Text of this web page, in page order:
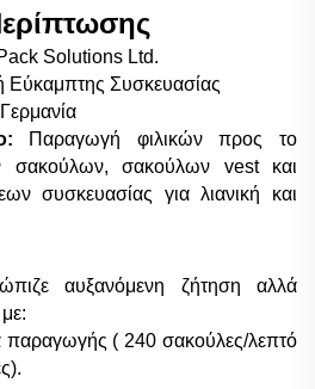
Solutions Ltd.
Συσκευασίας
Παραγωγή φιλικών προς το
σακούλων, σακούλων vest και
συσκευασίας για λιανική και
αυξανόμενη ζήτηση αλλά
παραγωγής ( 240 σακούλες/λεπτό